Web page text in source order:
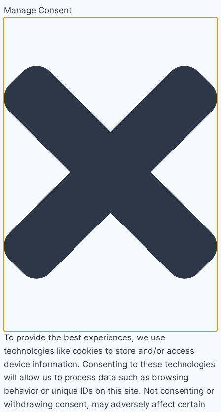
Manage Consent
To provide the best experiences, we use
technologies like cookies to store and/or access
device information. Consenting to these technologies
will allow us to process data such as browsing
behavior or unique IDs on this site. Not consenting or
withdrawing consent, may adversely affect certain